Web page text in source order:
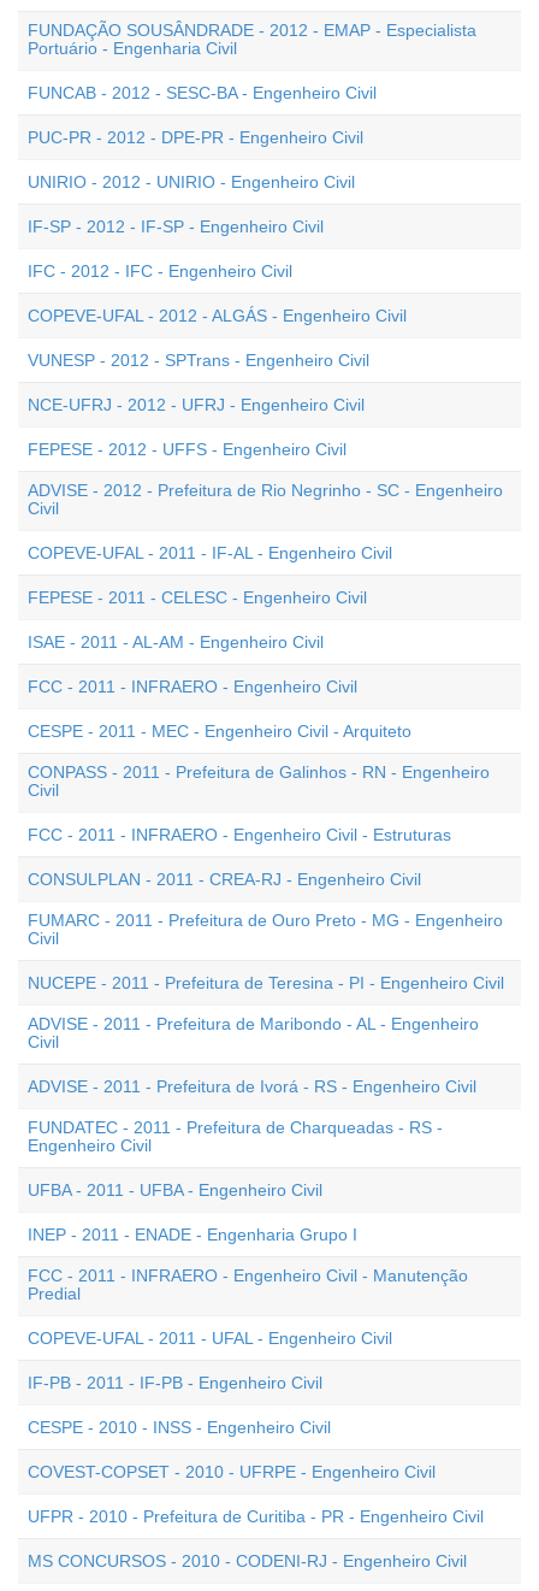
FUNDAÇÃO SOUSÂNDRADE - 2012 - EMAP - Especialista
Portuário - Engenharia Civil
FUNCAB - 2012 - SESC-BA - Engenheiro Civil
PUC-PR - 2012 - DPE-PR - Engenheiro Civil
UNIRIO - 2012 - UNIRIO - Engenheiro Civil
IF-SP - 2012 - IF-SP - Engenheiro Civil
IFC - 2012 - IFC - Engenheiro Civil
COPEVE-UFAL - 2012 - ALGÁS - Engenheiro Civil
VUNESP - 2012 - SPTrans - Engenheiro Civil
NCE-UFRJ - 2012 - UFRJ - Engenheiro Civil
FEPESE - 2012 - UFFS - Engenheiro Civil
ADVISE - 2012 - Prefeitura de Rio Negrinho - SC - Engenheiro
Civil
COPEVE-UFAL - 2011 - IF-AL - Engenheiro Civil
FEPESE - 2011 - CELESC - Engenheiro Civil
ISAE - 2011 - AL-AM - Engenheiro Civil
FCC - 2011 - INFRAERO - Engenheiro Civil
CESPE - 2011 - MEC - Engenheiro Civil - Arquiteto
CONPASS - 2011 - Prefeitura de Galinhos - RN - Engenheiro
Civil
FCC - 2011 - INFRAERO - Engenheiro Civil - Estruturas
CONSULPLAN - 2011 - CREA-RJ - Engenheiro Civil
FUMARC - 2011 - Prefeitura de Ouro Preto - MG - Engenheiro
Civil
NUCEPE - 2011 - Prefeitura de Teresina - PI - Engenheiro Civil
ADVISE - 2011 - Prefeitura de Maribondo - AL - Engenheiro
Civil
ADVISE - 2011 - Prefeitura de Ivorá - RS - Engenheiro Civil
FUNDATEC - 2011 - Prefeitura de Charqueadas - RS -
Engenheiro Civil
UFBA - 2011 - UFBA - Engenheiro Civil
INEP - 2011 - ENADE - Engenharia Grupo I
FCC - 2011 - INFRAERO - Engenheiro Civil - Manutenção
Predial
COPEVE-UFAL - 2011 - UFAL - Engenheiro Civil
IF-PB - 2011 - IF-PB - Engenheiro Civil
CESPE - 2010 - INSS - Engenheiro Civil
COVEST-COPSET - 2010 - UFRPE - Engenheiro Civil
UFPR - 2010 - Prefeitura de Curitiba - PR - Engenheiro Civil
MS CONCURSOS - 2010 - CODENI-RJ - Engenheiro Civil